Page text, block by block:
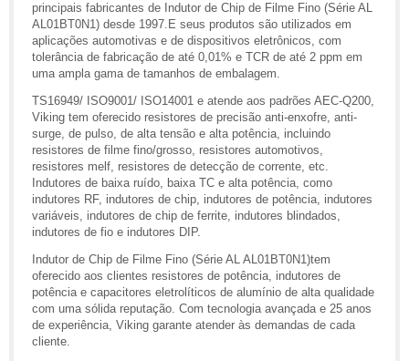
principais fabricantes de Indutor de Chip de Filme Fino (Série AL
AL01BT0N1) desde 1997.E seus produtos são utilizados em
aplicações automotivas e de dispositivos eletrônicos, com
tolerância de fabricação de até 0,01% e TCR de até 2 ppm em
uma ampla gama de tamanhos de embalagem.
TS16949/ ISO9001/ ISO14001 e atende aos padrões AEC-Q200,
Viking tem oferecido resistores de precisão anti-enxofre, anti-
surge, de pulso, de alta tensão e alta potência, incluindo
resistores de filme fino/grosso, resistores automotivos,
resistores melf, resistores de detecção de corrente, etc.
Indutores de baixa ruído, baixa TC e alta potência, como
indutores RF, indutores de chip, indutores de potência, indutores
variáveis, indutores de chip de ferrite, indutores blindados,
indutores de fio e indutores DIP.
Indutor de Chip de Filme Fino (Série AL AL01BT0N1)tem
oferecido aos clientes resistores de potência, indutores de
potência e capacitores eletrolíticos de alumínio de alta qualidade
com uma sólida reputação. Com tecnologia avançada e 25 anos
de experiência, Viking garante atender às demandas de cada
cliente.